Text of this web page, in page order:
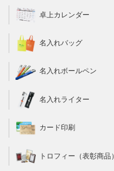
卓上カレンダー
名入れバッグ
名入れボールペン
名入れライター
カード印刷
トロフィー（表彰商品